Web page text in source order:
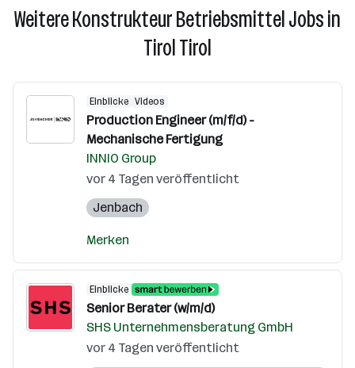
Weitere Konstrukteur Betriebsmittel Jobs in
Tirol Tirol
Einblicke Videos
Production Engineer (m/f/d) -
Mechanische Fertigung
INNIO Group
vor 4 Tagen veröffentlicht
Jenbach
Merken
Einblicke
Senior Berater (w/m/d)
SHS Unternehmensberatung GmbH
vor 4 Tagen veröffentlicht